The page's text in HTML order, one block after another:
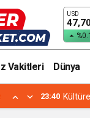
USD
Vakitleri Dünya
19:24